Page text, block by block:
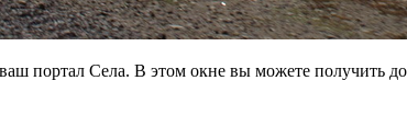
портал Села. В этом окне вы можете